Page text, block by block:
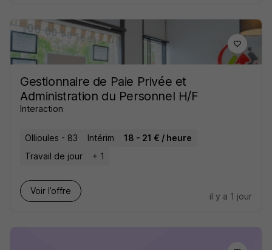
Gestionnaire de Paie Privée et
Administration du Personnel H/F
Interaction
Ollioules - 83 Intérim
18 - 21 € / heure
Travail de jour
+ 1
Voir l’offre
il y a 1 jour